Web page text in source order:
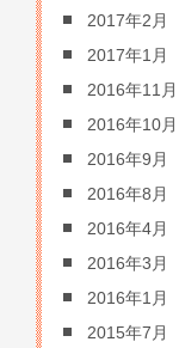
2017年2月
2017年1月
2016年11月
2016年10月
2016年9月
2016年8月
2016年4月
2016年3月
2016年1月
2015年7月